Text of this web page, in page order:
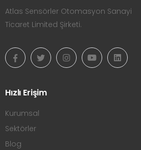
Atlas Sensörler Otomasyon Sanayi
Ticaret Limited Şirketi.
Hızlı Erişim
Kurumsal
Sektörler
Blog